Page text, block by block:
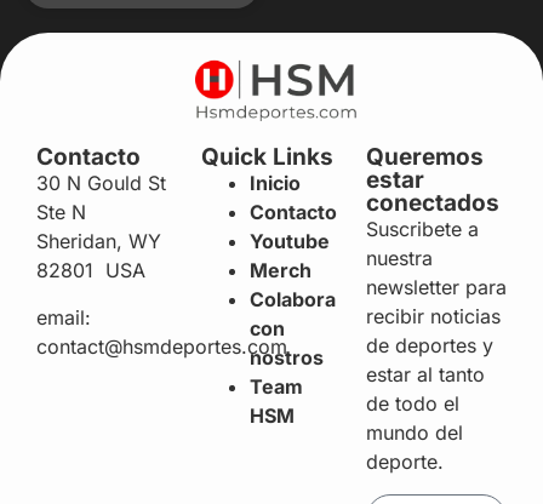
Contacto
30 N Gould St
Ste N
Sheridan, WY
82801 USA
email:
contact@hsmdeportes.com
Quick Links
Inicio
Contacto
Youtube
Merch
Colabora
con
nostros
Team
HSM
Queremos
estar
conectados
Suscribete a
nuestra
newsletter para
recibir noticias
de deportes y
estar al tanto
de todo el
mundo del
deporte.